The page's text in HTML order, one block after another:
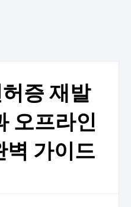
증 재발
오프라인
벽 가이드